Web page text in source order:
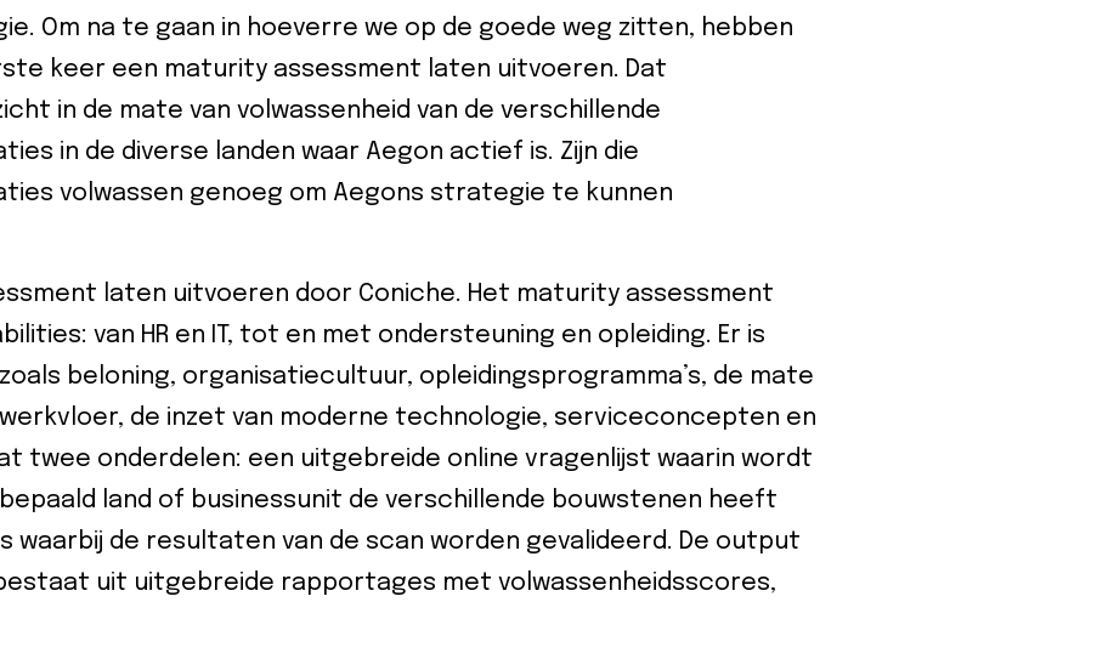
Om na te gaan in hoeverre we op de goede weg zitten, hebben
keer een maturity assessment laten uitvoeren. Dat
in de mate van volwassenheid van de verschillende
in de diverse landen waar Aegon actief is. Zijn die
volwassen genoeg om Aegons strategie te kunnen
laten uitvoeren door Coniche. Het maturity assessment
van HR en IT, tot en met ondersteuning en opleiding. Er is
beloning, organisatiecultuur, opleidingsprogramma’s, de mate
de inzet van moderne technologie, serviceconcepten en
twee onderdelen: een uitgebreide online vragenlijst waarin wordt
land of businessunit de verschillende bouwstenen heeft
waarbij de resultaten van de scan worden gevalideerd. De output
uit uitgebreide rapportages met volwassenheidsscores,